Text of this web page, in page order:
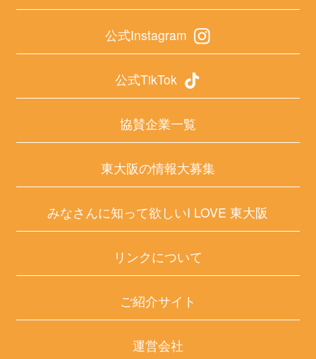
公式Instagram
公式TikTok
協賛企業一覧
東大阪の情報大募集
みなさんに知って欲しいI LOVE 東大阪
リンクについて
ご紹介サイト
運営会社